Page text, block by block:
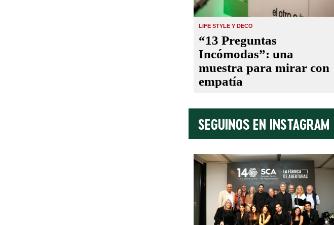
LIFE STYLE Y DECO
“13 Preguntas
Incómodas”: una
muestra para mirar con
empatía